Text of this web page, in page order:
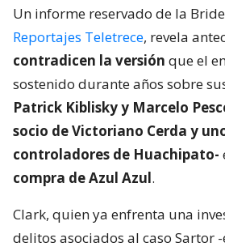
Un informe reservado de la
Reportajes Teletrece, revela
contradicen la versión que el
sostenido durante años sobre
Patrick Kiblisky y Marcelo
socio de Victoriano Cerda y
controladores de Huachipato-
compra de Azul Azul.
Clark, quien ya enfrenta una
delitos asociados al caso Sartor